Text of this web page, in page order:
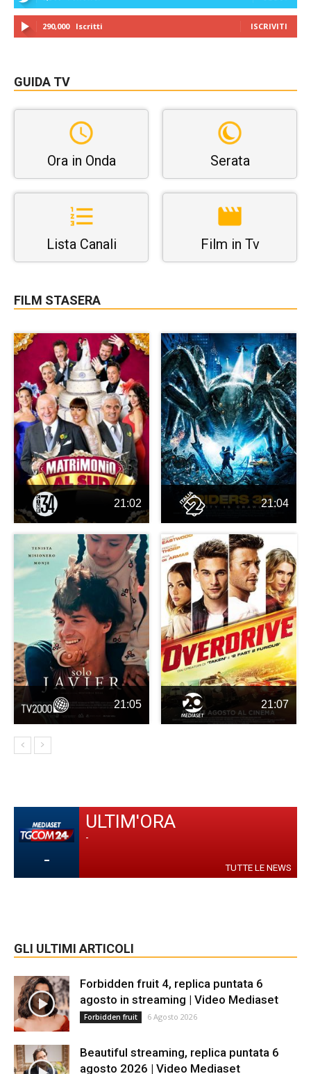
290,000 Iscritti ISCRIVITI
GUIDA TV
Ora in Onda Serata
Lista Canali Film in Tv
FILM STASERA
21:02 21:04
21:05 21:07
-
ULTIM'ORA
-
TUTTE LE NEWS
GLI ULTIMI ARTICOLI
Forbidden fruit 4, replica puntata 6
agosto in streaming | Video Mediaset
Forbidden fruit 6 Agosto 2026
Beautiful streaming, replica puntata 6
agosto 2026 | Video Mediaset